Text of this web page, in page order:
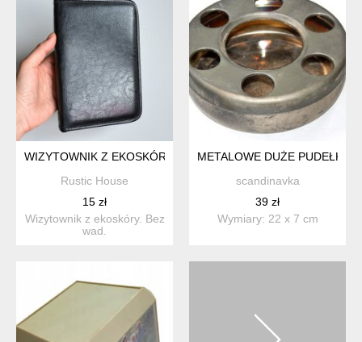
WIZYTOWNIK Z EKOSKÓRY
Rustic House
15 zł
Wizytownik z ekoskóry. Bez
wad.
METALOWE DUŻE PUDEŁKO
scandinavka
39 zł
Wymiary: 22 x 7 cm